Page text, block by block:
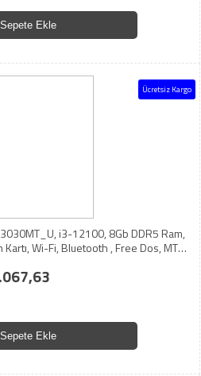
Sepete Ekle
Ücretsiz Kargo
i3-12100, 8Gb DDR5 Ram,
Kartı, Wi-Fi, Bluetooth , Free Dos, MT
Sepete Ekle